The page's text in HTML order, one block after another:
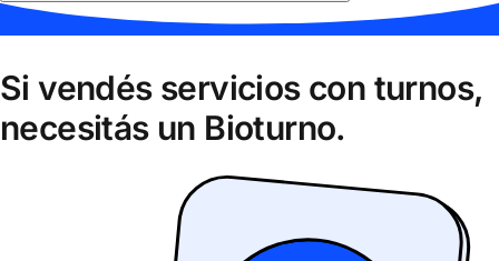
Si vendés servicios con turnos,
necesitás un Bioturno.